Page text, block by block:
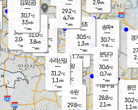
과천
29.6℃
1.7m/s
- mm
용인
30.2℃
1.1 m/s
경
-
의왕
- ℃
m/s
mm
℃
-m/s
mm
광명
30.8 ℃
2.9 m/s
-mm
부천
30.7℃
2.0m/s
-mm
구로
31.0℃
3.8m/s
-mm
mm 2.9m/s
-mm
송파*
30.7℃
2.8m/s
-mm
서초
30.5℃
1.3m/s
-mm
기흥구갈
28.8℃
2.1 m/s
수리산길
31.2℃
1.1 m/s
-mm
분당구
30.6℃
0.7m/s
-mm
김포(공)
30.7℃
3.5m/s
-mm
수원
29.8℃
29.2℃
4.7m/s
-mm